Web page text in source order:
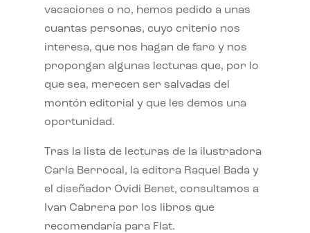
vacaciones o no, hemos pedido a unas
cuantas personas, cuyo criterio nos
interesa, que nos hagan de faro y nos
propongan algunas lecturas que, por lo
que sea, merecen ser salvadas del
montón editorial y que les demos una
oportunidad.
Tras la lista de lecturas de la ilustradora
Carla Berrocal, la editora Raquel Bada y
el diseñador Ovidi Benet, consultamos a
Ivan Cabrera por los libros que
recomendaría para Flat.